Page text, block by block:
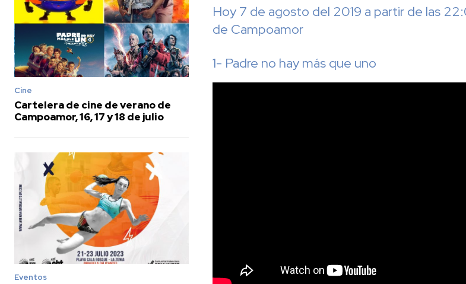
Cine
Cartelera de cine de verano de
Campoamor, 16, 17 y 18 de julio
Eventos
Hoy 7 de agosto del 2019 a partir de las
de Campoamor
1- Padre no hay más que uno